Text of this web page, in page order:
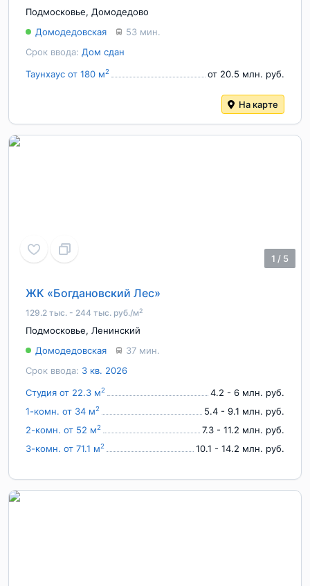
Подмосковье, Домодедово
Срок ввода: Дом сдан
Домодедовская 53 мин.
Таунхаус от 180 м2 от 20.5 млн. руб.
На карте
1 / 5
ЖК «Богдановский Лес»
129.2 тыс. - 244 тыс. руб./м2
Подмосковье, Ленинский
Срок ввода: 3 кв. 2026
Домодедовская 37 мин.
Студия от 22.3 м2
4.2 - 6 млн. руб.
1-комн. от 34 м2
5.4 - 9.1 млн. руб.
2-комн. от 52 м2
7.3 - 11.2 млн. руб.
3-комн. от 71.1 м2 10.1 - 14.2 млн. руб.